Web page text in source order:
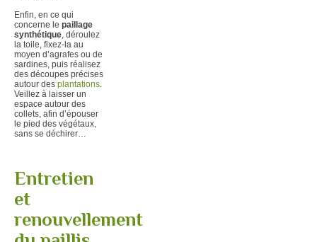
Enfin, en ce qui
concerne le paillage
synthétique, déroulez
la toile, fixez-la au
moyen d’agrafes ou de
sardines, puis réalisez
des découpes précises
autour des plantations.
Veillez à laisser un
espace autour des
collets, afin d’épouser
le pied des végétaux,
sans se déchirer…
Entretien
et
renouvellement